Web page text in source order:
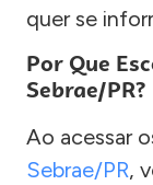
quer se
Por Que
Sebrae/PR?
Ao acessar
Sebrae/PR,